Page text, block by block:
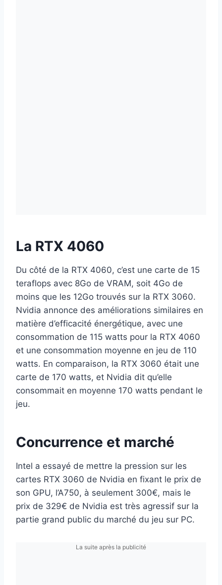
La RTX 4060
Du côté de la RTX 4060, c’est une carte de 15
teraflops avec 8Go de VRAM, soit 4Go de
moins que les 12Go trouvés sur la RTX 3060.
Nvidia annonce des améliorations similaires en
matière d’efficacité énergétique, avec une
consommation de 115 watts pour la RTX 4060
et une consommation moyenne en jeu de 110
watts. En comparaison, la RTX 3060 était une
carte de 170 watts, et Nvidia dit qu’elle
consommait en moyenne 170 watts pendant le
jeu.
Concurrence et marché
Intel a essayé de mettre la pression sur les
cartes RTX 3060 de Nvidia en fixant le prix de
son GPU, l’A750, à seulement 300€, mais le
prix de 329€ de Nvidia est très agressif sur la
partie grand public du marché du jeu sur PC.
La suite après la publicité